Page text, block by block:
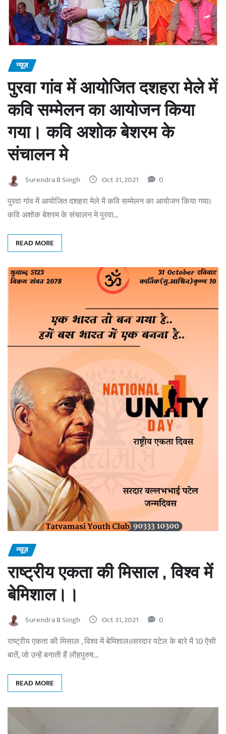
न्यूज़
पुरवा गांव में आयोजित दशहरा मेले में
कवि सम्मेलन का आयोजन किया
गया। कवि अशोक बेशरम के
संचालन मे
Surendra B Singh Oct 31, 2021 0
पुरवा गांव में आयोजित दशहरा मेले में कवि सम्मेलन का आयोजन किया गया।
कवि अशोक बेशरम के संचालन मे पुरवा…
READ MORE
न्यूज़
राष्ट्रीय एकता की मिसाल , विश्व में
बेमिशाल।।
Surendra B Singh Oct 31, 2021 0
राष्ट्रीय एकता की मिसाल , विश्व में बेमिशाल।।सरदार पटेल के बारे में 10 ऐसी
बातें, जो उन्हें बनाती हैं लौहपुरुष…
READ MORE